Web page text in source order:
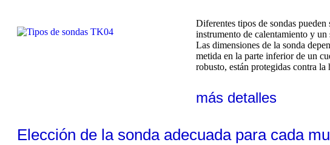
Diferentes tipos de sondas
instrumento de calentamiento y
Las dimensiones de la sonda
metida en la parte inferior de un
robusto, están protegidas contra
más detalles
Elección de la sonda adecuada para cada